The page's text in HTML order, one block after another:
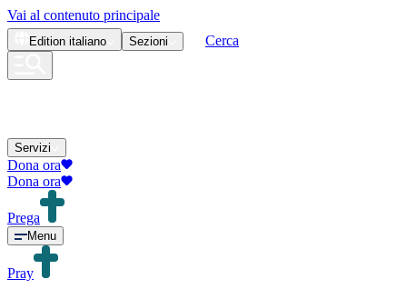
Vai al contenuto principale
Edition italiano Sezioni Cerca
Servizi
Dona ora
Dona ora
Prega
Menu
Pray